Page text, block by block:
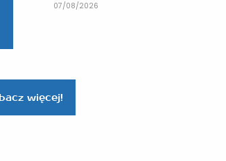
07/08/2026
więcej!